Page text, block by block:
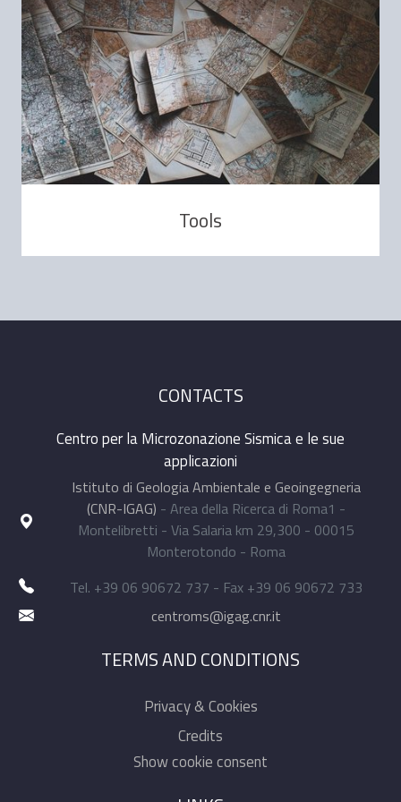
Tools
CONTACTS
Centro per la Microzonazione Sismica e le sue
applicazioni
Istituto di Geologia Ambientale e Geoingegneria
(CNR-IGAG) - Area della Ricerca di Roma1 -
Montelibretti - Via Salaria km 29,300 - 00015
Monterotondo - Roma
Tel. +39 06 90672 737 - Fax +39 06 90672 733
centroms@igag.cnr.it
TERMS AND CONDITIONS
Privacy & Cookies
Credits
Show cookie consent